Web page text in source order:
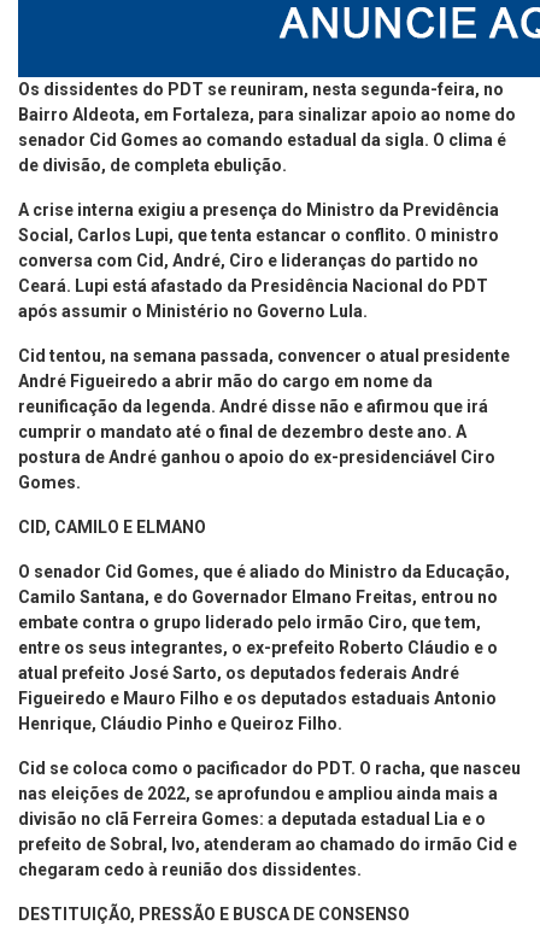
Os dissidentes do PDT se reuniram, nesta segunda-feira, no
Bairro Aldeota, em Fortaleza, para sinalizar apoio ao nome do
senador Cid Gomes ao comando estadual da sigla. O clima é
de divisão, de completa ebulição.
A crise interna exigiu a presença do Ministro da Previdência
Social, Carlos Lupi, que tenta estancar o conflito. O ministro
conversa com Cid, André, Ciro e lideranças do partido no
Ceará. Lupi está afastado da Presidência Nacional do PDT
após assumir o Ministério no Governo Lula.
Cid tentou, na semana passada, convencer o atual presidente
André Figueiredo a abrir mão do cargo em nome da
reunificação da legenda. André disse não e afirmou que irá
cumprir o mandato até o final de dezembro deste ano. A
postura de André ganhou o apoio do ex-presidenciável Ciro
Gomes.
CID, CAMILO E ELMANO
O senador Cid Gomes, que é aliado do Ministro da Educação,
Camilo Santana, e do Governador Elmano Freitas, entrou no
embate contra o grupo liderado pelo irmão Ciro, que tem,
entre os seus integrantes, o ex-prefeito Roberto Cláudio e o
atual prefeito José Sarto, os deputados federais André
Figueiredo e Mauro Filho e os deputados estaduais Antonio
Henrique, Cláudio Pinho e Queiroz Filho.
Cid se coloca como o pacificador do PDT. O racha, que nasceu
nas eleições de 2022, se aprofundou e ampliou ainda mais a
divisão no clã Ferreira Gomes: a deputada estadual Lia e o
prefeito de Sobral, Ivo, atenderam ao chamado do irmão Cid e
chegaram cedo à reunião dos dissidentes.
DESTITUIÇÃO, PRESSÃO E BUSCA DE CONSENSO